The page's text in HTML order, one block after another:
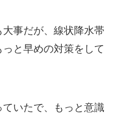
大事だが、線状降水帯
と早めの対策をして
いたで、もっと意識